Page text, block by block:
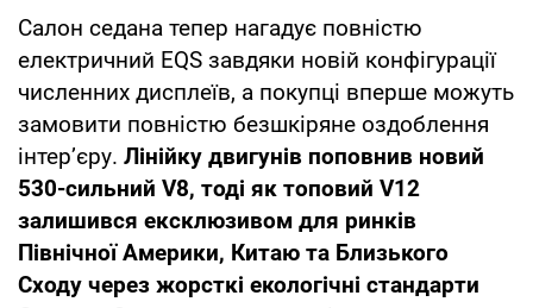
Салон седана тепер нагадує повністю
електричний EQS завдяки новій конфігурації
численних дисплеїв, а покупці вперше можуть
замовити повністю безшкіряне оздоблення
інтер’єру. Лінійку двигунів поповнив новий
530-сильний V8, тоді як топовий V12
залишився ексклюзивом для ринків
Північної Америки, Китаю та Близького
Сходу через жорсткі екологічні стандарти